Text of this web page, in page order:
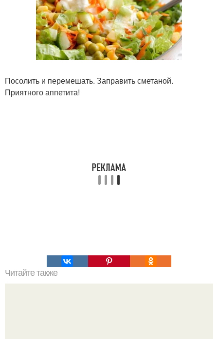
Посолить и перемешать. Заправить сметаной.
Приятного аппетита!
Читайте также